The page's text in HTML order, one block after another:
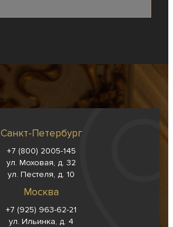
Санкт-Петербург
+7 (800) 2005-145
ул. Моховая, д. 32
ул. Пестеля, д. 10
Москва
+7 (925) 963-62-21
ул. Ильинка, д. 4